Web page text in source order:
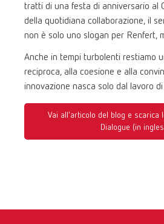
tratti di una festa di anniversario al
della quotidiana collaborazione, il
non è solo uno slogan per Renfert,
Anche in tempi turbolenti restiamo
reciproca, alla coesione e alla
innovazione nasca solo dal lavoro
Vai all'articolo del blog e scarica
Dialogue (in